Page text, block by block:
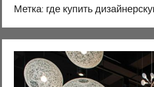
Метка: где купить